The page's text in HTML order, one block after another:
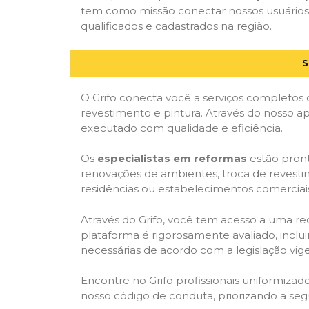
tem como missão conectar nossos
qualificados e cadastrados na região.
O Grifo conecta você a serviços
revestimento e pintura. Através do nosso
executado com qualidade e eficiência.
Os especialistas em reformas estão
renovações de ambientes, troca de
residências ou estabelecimentos
Através do Grifo, você tem acesso a uma
plataforma é rigorosamente avaliado,
necessárias de acordo com a legislação
Encontre no Grifo profissionais
nosso código de conduta, priorizando a